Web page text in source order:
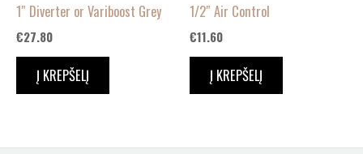
1″ Diverter or Variboost Grey
€27.80
Į KREPŠELĮ
1/2″ Air Control
€11.60
Į KREPŠELĮ